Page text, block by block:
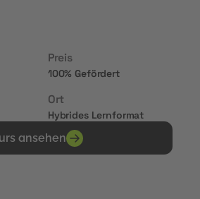
Preis
100% Gefördert
Ort
Hybrides Lernformat
ansehen